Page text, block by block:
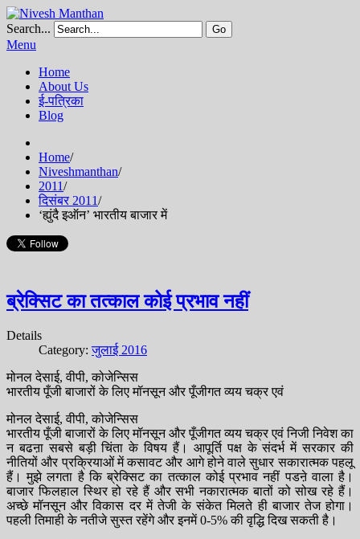
Search... Go
Menu
Home
About Us
ई-पत्रिका
Blog
Home/
Niveshmanthan/
2011/
दिसंबर 2011/
‘ह्युंदै इऑन’ भारतीय बाजार में
ब्रेक्सिट का तत्काल कोई प्रभाव नहीं
Details
Category:जुलाई 2016
मोनल देसाई, वीपी, कोजेन्सिस
भारतीय पूँजी बाजारों के लिए मॉनसून और पूँजीगत व्यय चक्र एवं
मोनल देसाई, वीपी, कोजेन्सिस
भारतीय पूँजी बाजारों के लिए मॉनसून और पूँजीगत व्यय चक्र एवं निजी निवेश का
न बढऩा सबसे बड़ी चिंता के विषय हैं। आपूर्ति पक्ष के संदर्भ में सरकार की
नीतियों और प्रक्रियाओं में कसावट और आगे होने वाले सुधार सकारात्मक पहलू
हैं। मुझे लगता है कि ब्रेक्सिट का तत्काल कोई प्रभाव नहीं पडऩे वाला है।
बाजार फिलहाल स्थिर हो रहे हैं और सभी नकारात्मक बातों को सोख रहे हैं।
अच्छे मॉनसून और विकास दर में तेजी के संकेत मिलते ही बाजार तेज होगा।
पहली तिमाही के नतीजे सुस्त रहेंगे और इनमें 0-5% की वृद्धि दिख सकती है।